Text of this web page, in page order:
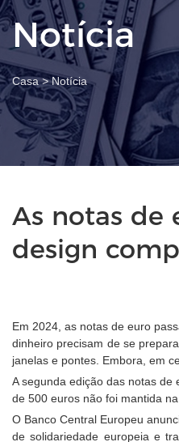
Notícia
Casa > Notícia
As notas de
design
Em 2024, as notas de euro
dinheiro precisam de se
janelas e pontes. Embora, em
A segunda edição das notas
de 500 euros não foi mantida
O Banco Central Europeu
de solidariedade europeia e